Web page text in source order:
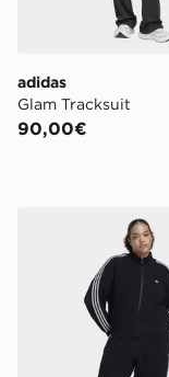
adidas
Glam Tracksuit
90,00€
adidas Originals